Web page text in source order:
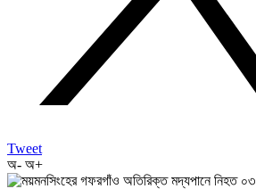
Tweet
অ- অ+